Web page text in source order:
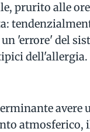
prurito alle
'errore' del
dell'allergia.
avere